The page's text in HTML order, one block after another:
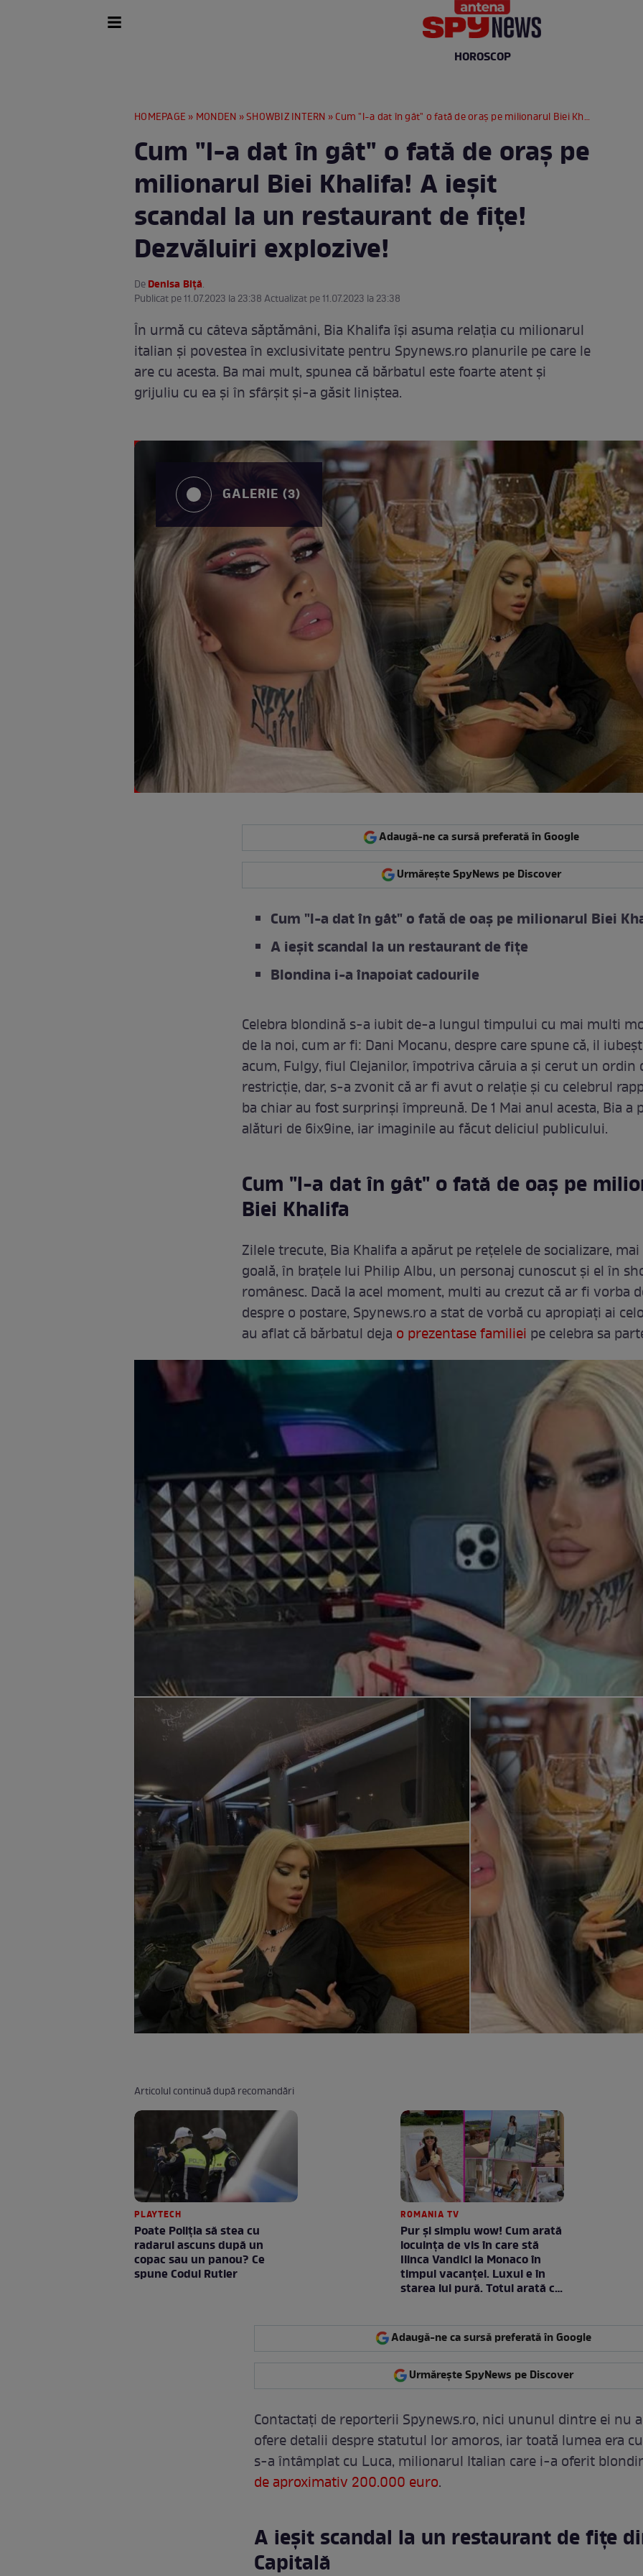
HOROSCOP
HOMEPAGE » MONDEN »SHOWBIZ INTERN » Cum "l-a dat în gât" o fată de oraș pe milionarul Biei Khalifa! A ieșit scandal la un restaurant de fițe! Dezvăluiri explozive!
Cum "l-a dat în gât" o fată de oraș pe
milionarul Biei Khalifa! A ieșit
scandal la un restaurant de fițe!
Dezvăluiri explozive!
DeDenisa Biță.
Publicat pe 11.07.2023 la 23:38 Actualizat pe 11.07.2023 la 23:38
În urmă cu câteva săptămâni, Bia Khalifa își asuma relația cu milionarul
italian și povestea în exclusivitate pentru Spynews.ro planurile pe care le
are cu acesta. Ba mai mult, spunea că bărbatul este foarte atent și
grijuliu cu ea și în sfârșit și-a găsit liniștea.
GALERIE (3)
Adaugă-ne ca sursă preferată în Google
Urmărește SpyNews pe Discover
Cum "l-a dat în gât" o fată de oaș pe milionarul Biei
A ieșit scandal la un restaurant de fițe
Blondina i-a înapoiat cadourile
Celebra blondină s-a iubit de-a lungul timpului cu mai multi
de la noi, cum ar fi: Dani Mocanu, despre care spune că, il
acum, Fulgy, fiul Clejanilor, împotriva căruia a și cerut un ordin
restricție, dar, s-a zvonit că ar fi avut o relație și cu celebrul
ba chiar au fost surprinși împreună. De 1 Mai anul acesta, Bia a
alături de 6ix9ine, iar imaginile au făcut deliciul publicului.
Cum "l-a dat în gât" o fată de oaș pe
Biei Khalifa
Zilele trecute, Bia Khalifa a apărut pe rețelele de socializare,
goală, în brațele lui Philip Albu, un personaj cunoscut și el în
românesc. Dacă la acel moment, multi au crezut că ar fi vorba
despre o postare, Spynews.ro a stat de vorbă cu apropiați ai
au aflat că bărbatul deja o prezentase familiei pe celebra sa
Articolul continuă după recomandări
PLAYTECH
Poate Poliția să stea cu
radarul ascuns după un
copac sau un panou? Ce
spune Codul Rutier
ROMANIA TV
Pur și simplu wow! Cum arată
locuința de vis în care stă
Ilinca Vandici la Monaco în
timpul vacanței. Luxul e în
starea lui pură. Totul arată ca
Adaugă-ne ca sursă preferată în Google
Urmărește SpyNews pe Discover
Contactați de reporterii Spynews.ro, nici ununul dintre ei nu
ofere detalii despre statutul lor amoros, iar toată lumea era
s-a întâmplat cu Luca, milionarul Italian care i-a oferit
de aproximativ 200.000 euro.
A ieșit scandal la un restaurant de fițe
Capitală